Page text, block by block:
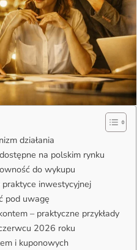
działania
na polskim rynku
do wykupu
inwestycyjnej
pod uwagę
– praktyczne przykłady
2026 roku
i kuponowych